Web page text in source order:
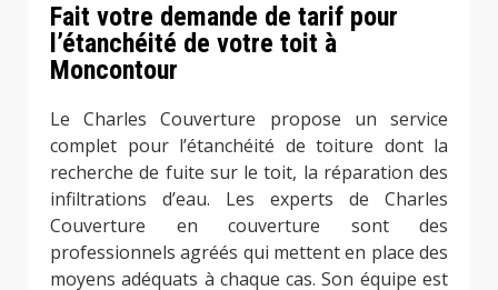
Fait votre demande de tarif pour
l’étanchéité de votre toit à
Moncontour
Le Charles Couverture propose un service
complet pour l’étanchéité de toiture dont la
recherche de fuite sur le toit, la réparation des
infiltrations d’eau. Les experts de Charles
Couverture en couverture sont des
professionnels agréés qui mettent en place des
moyens adéquats à chaque cas. Son équipe est